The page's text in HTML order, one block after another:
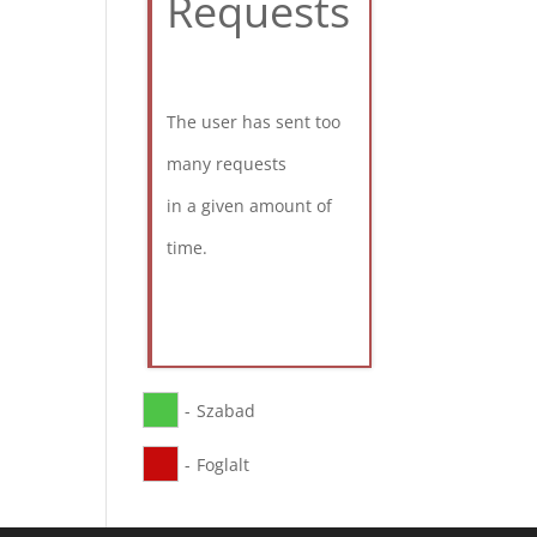
The user has sent too
many requests
in a given amount of
time.
- Szabad
- Foglalt